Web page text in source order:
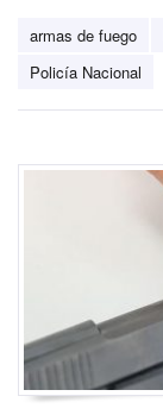
armas de fuego
Policía Nacional